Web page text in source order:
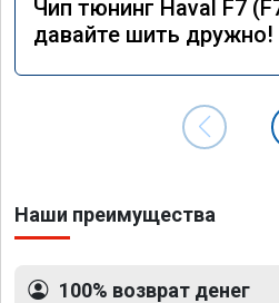
Чип тюнинг Haval F7
давайте шить дружно!
Наши преимущества
100% возврат денег